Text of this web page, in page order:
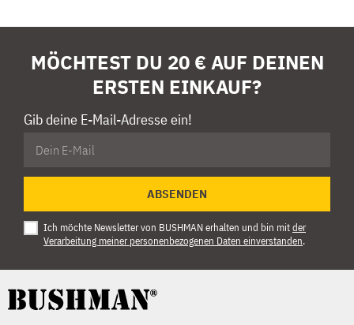
MÖCHTEST DU 20 € AUF DEINEN
ERSTEN EINKAUF?
Gib deine E-Mail-Adresse ein!
ABSENDEN
Ich möchte Newsletter von BUSHMAN erhalten und bin mitder
Verarbeitung meiner personenbezogenen Daten einverstanden.